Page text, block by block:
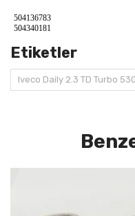
504136783
504340181
Etiketler
Iveco Daily 2.3 TD Turbo